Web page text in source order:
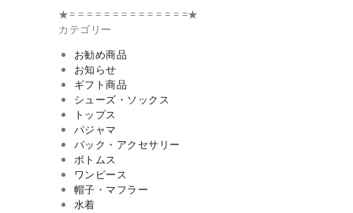
★= = = = = = = = = = = = = =★
カテゴリー
お勧め商品
お知らせ
ギフト商品
シューズ・ソックス
トップス
パジャマ
バック・アクセサリー
ボトムス
ワンピース
帽子・マフラー
水着